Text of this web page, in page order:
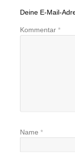
Deine E-Mail-
Kommentar *
Name *